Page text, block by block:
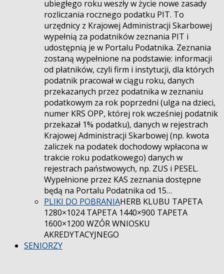
ubiegłego roku weszły w życie nowe zasady
rozliczania rocznego podatku PIT. To
urzędnicy z Krajowej Administracji Skarbowej
wypełnią za podatników zeznania PIT i
udostępnią je w Portalu Podatnika. Zeznania
zostaną wypełnione na podstawie: informacji
od płatników, czyli firm i instytucji, dla których
podatnik pracował w ciągu roku, danych
przekazanych przez podatnika w zeznaniu
podatkowym za rok poprzedni (ulga na dzieci,
numer KRS OPP, której rok wcześniej podatnik
przekazał 1% podatku), danych w rejestrach
Krajowej Administracji Skarbowej (np. kwota
zaliczek na podatek dochodowy wpłacona w
trakcie roku podatkowego) danych w
rejestrach państwowych, np. ZUS i PESEL.
Wypełnione przez KAS zeznania dostępne
będą na Portalu Podatnika od 15…
PLIKI DO POBRANIAHERB KLUBU TAPETA
1280×1024 TAPETA 1440×900 TAPETA
1600×1200 WZÓR WNIOSKU
AKREDYTACYJNEGO
SENIORZY